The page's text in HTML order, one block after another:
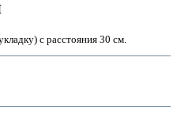
c расстояния 30 см.